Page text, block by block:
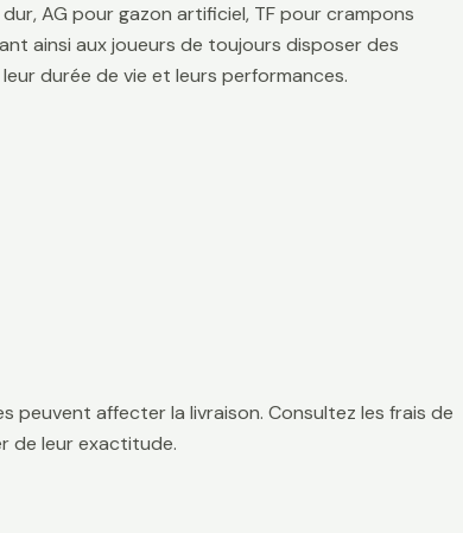
AG pour gazon artificiel, TF pour crampons
ainsi aux joueurs de toujours disposer des
durée de vie et leurs performances.
peuvent affecter la livraison. Consultez les frais de
de leur exactitude.